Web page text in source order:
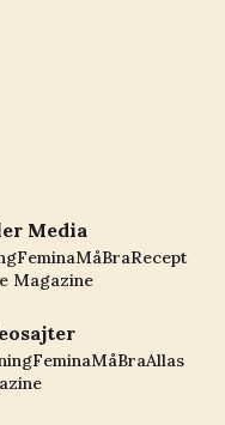
Media
FeminaMåBraRecept
Magazine
FeminaMåBraAllas